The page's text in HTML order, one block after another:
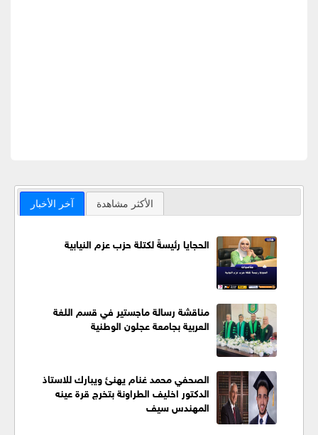
آخر الأخبار الأكثر مشاهدة
الحجايا رئيسةً لكتلة حزب عزم النيابية
مناقشة رسالة ماجستير في قسم اللغة
العربية بجامعة عجلون الوطنية
الصحفي محمد غنام يهنئ ويبارك للاستاذ
الدكتور اخليف الطراونة بتخرج قرة عينه
المهندس سيف